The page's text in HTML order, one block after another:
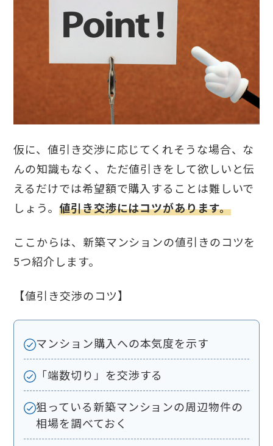
仮に、値引き交渉に応じてくれそうな場合、な
んの知識もなく、ただ値引きをして欲しいと伝
えるだけでは希望額で購入することは難しいで
しょう。値引き交渉にはコツがあります。
ここからは、新築マンションの値引きのコツを
5つ紹介します。
【値引き交渉のコツ】
マンション購入への本気度を示す
「端数切り」を交渉する
狙っている新築マンションの周辺物件の
相場を調べておく